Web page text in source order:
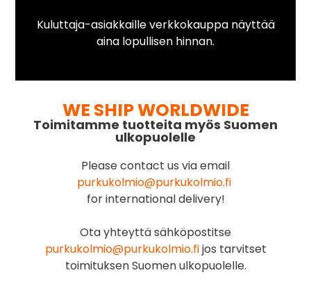
Kuluttaja-asiakkaille verkkokauppa näyttää
aina lopullisen hinnan.
WE SHIP WORLDWIDE
Toimitamme tuotteita myös Suomen
ulkopuolelle
Please contact us via email
purkukolmio@purkukolmio.fi
for international delivery!
Ota yhteyttä sähköpostitse
purkukolmio@purkukolmio.fijos tarvitset
toimituksen Suomen ulkopuolelle.